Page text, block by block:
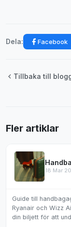
Dela: Facebook
Tillbaka till
Fler artiklar
18 Mar
Guide till
Ryanair och Wizz
din biljett för att